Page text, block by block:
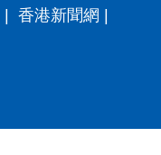
| 香港新聞網 |